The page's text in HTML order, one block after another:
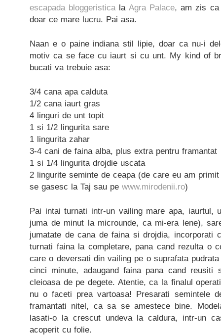
escapada bloggeristicala Agra Palace, am zis ca
doar ce mare lucru. Pai asa.
Naan e o paine indiana stil lipie, doar ca nu-i
motiv ca se face cu iaurt si cu unt. My kind of
bucati va trebuie asa:
3/4 cana apa calduta
1/2 cana iaurt gras
4 linguri de unt topit
1 si 1/2 lingurita sare
1 lingurita zahar
3-4 cani de faina alba, plus extra pentru framantat
1 si 1/4 lingurita drojdie uscata
2 lingurite seminte de ceapa (de care eu am
se gasesc la Taj sau pe www.mirodenii.ro)
Pai intai turnati intr-un vailing mare apa, iaurtul,
juma de minut la microunde, ca mi-era lene),
jumatate de cana de faina si drojdia, incorporati
turnati faina la completare, pana cand rezulta o
care o deversati din vailing pe o suprafata
cinci minute, adaugand faina pana cand reusiti
cleioasa de pe degete. Atentie, ca la finalul
nu o faceti prea vartoasa! Presarati semintele
framantati nitel, ca sa se amestece bine.
lasati-o la crescut undeva la caldura, intr-un
acoperit cu folie.